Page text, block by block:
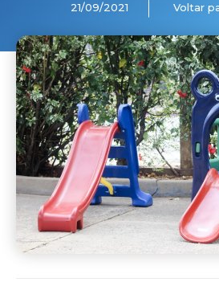
21/09/2021 Voltar